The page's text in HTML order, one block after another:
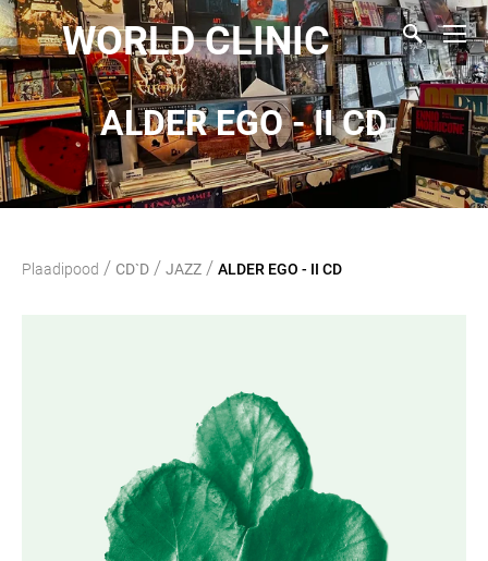
WORLD CLINIC
ALDER EGO - II CD
Plaadipood / CD`D / JAZZ / ALDER EGO - II CD